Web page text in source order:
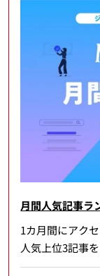
月間人気記事ラ
1カ月間にアク
人気上位3記事